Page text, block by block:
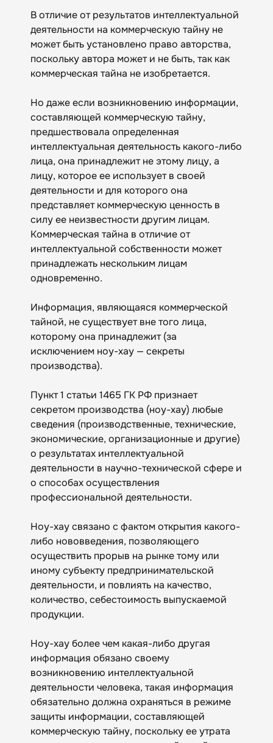
В отличие от результатов интеллектуальной
деятельности на коммерческую тайну не
может быть установлено право авторства,
поскольку автора может и не быть, так как
коммерческая тайна не изобретается.
Но даже если возникновению информации,
составляющей коммерческую тайну,
предшествовала определенная
интеллектуальная деятельность какого-либо
лица, она принадлежит не этому лицу, а
лицу, которое ее использует в своей
деятельности и для которого она
представляет коммерческую ценность в
силу ее неизвестности другим лицам.
Коммерческая тайна в отличие от
интеллектуальной собственности может
принадлежать нескольким лицам
одновременно.
Информация, являющаяся коммерческой
тайной, не существует вне того лица,
которому она принадлежит (за
исключением ноу-хау — секреты
производства).
Пункт 1 статьи 1465 ГК РФ признает
секретом производства (ноу-хау) любые
сведения (производственные, технические,
экономические, организационные и другие)
о результатах интеллектуальной
деятельности в научно-технической сфере и
о способах осуществления
профессиональной деятельности.
Ноу-хау связано с фактом открытия какого-
либо нововведения, позволяющего
осуществить прорыв на рынке тому или
иному субъекту предпринимательской
деятельности, и повлиять на качество,
количество, себестоимость выпускаемой
продукции.
Ноу-хау более чем какая-либо другая
информация обязано своему
возникновению интеллектуальной
деятельности человека, такая информация
обязательно должна охраняться в режиме
защиты информации, составляющей
коммерческую тайну, поскольку ее утрата